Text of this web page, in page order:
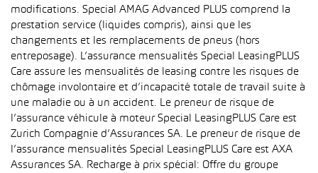
modifications. Special AMAG Advanced PLUS comprend la
prestation service (liquides compris), ainsi que les
changements et les remplacements de pneus (hors
entreposage). L’assurance mensualités Special LeasingPLUS
Care assure les mensualités de leasing contre les risques de
chômage involontaire et d’incapacité totale de travail suite à
une maladie ou à un accident. Le preneur de risque de
l’assurance véhicule à moteur Special LeasingPLUS Care est
Zurich Compagnie d’Assurances SA. Le preneur de risque de
l’assurance mensualités Special LeasingPLUS Care est AXA
Assurances SA. Recharge à prix spécial: Offre du groupe